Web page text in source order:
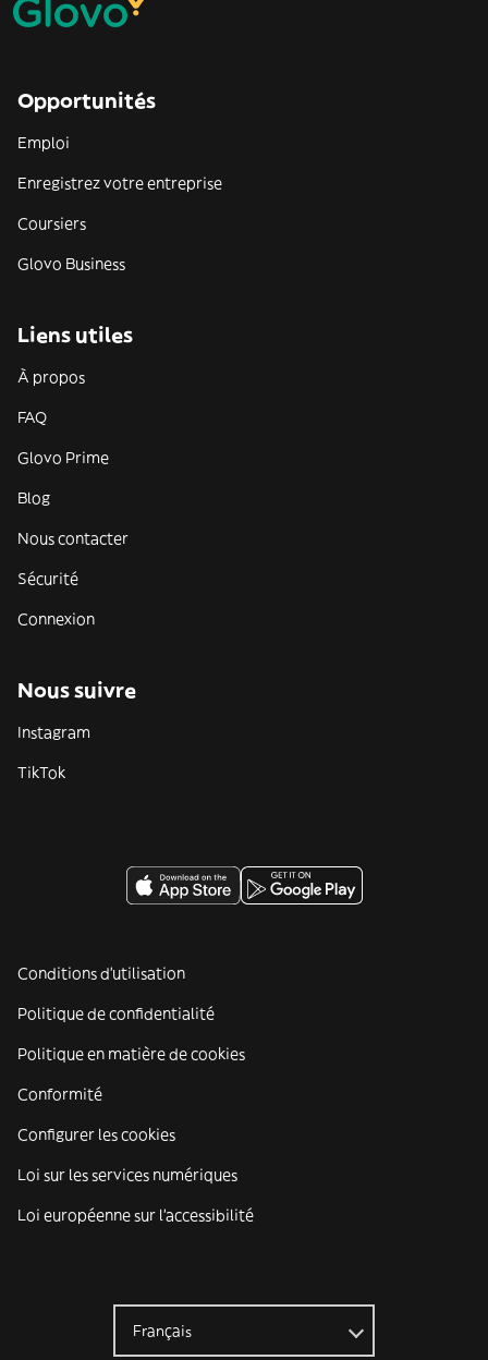
Opportunités
Emploi
Enregistrez votre entreprise
Coursiers
Glovo Business
Liens utiles
À propos
FAQ
Glovo Prime
Blog
Nous contacter
Sécurité
Connexion
Nous suivre
Instagram
TikTok
Conditions d'utilisation
Politique de confidentialité
Politique en matière de cookies
Conformité
Configurer les cookies
Loi sur les services numériques
Loi européenne sur l’accessibilité